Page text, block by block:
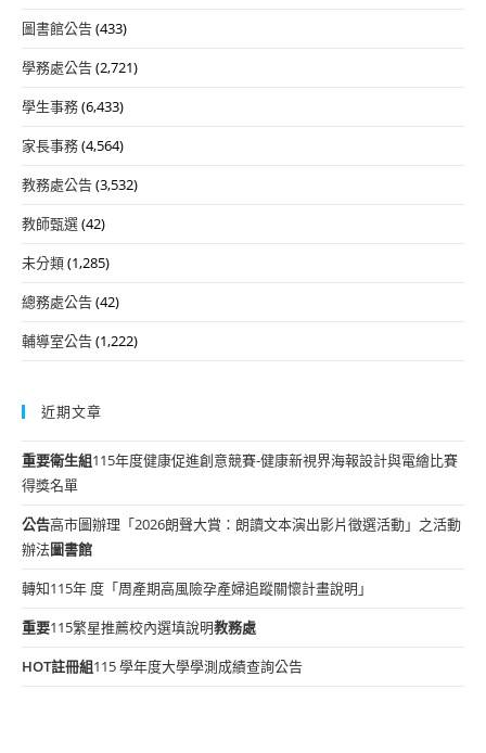
圖書館公告(433)
學務處公告(2,721)
學生事務(6,433)
家長事務(4,564)
教務處公告(3,532)
教師甄選(42)
未分類(1,285)
總務處公告(42)
輔導室公告(1,222)
近期文章
重要衛生組115年度健康促進創意競賽-健康新視界海報設計與電繪比賽
得獎名單
公告高市圖辦理「2026朗聲大賞：朗讀文本演出影片徵選活動」之活動
辦法圖書館
轉知115年 度「周產期高風險孕產婦追蹤關懷計畫說明」
重要115繁星推薦校內選填說明教務處
HOT註冊組115 學年度大學學測成績查詢公告